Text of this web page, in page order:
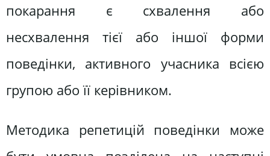
покарання є схвалення або
несхвалення тієї або іншої форми
поведінки, активного учасника всією
групою або її керівником.
Методика репетицій поведінки може